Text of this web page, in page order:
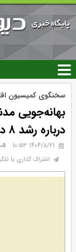
سخنگوی کمیسیون
بهانه‌جویی
درباره رشد ۸ درصدی
۱۴۰۴/۸/۲۱ 10:53
اشتراک گذاری با